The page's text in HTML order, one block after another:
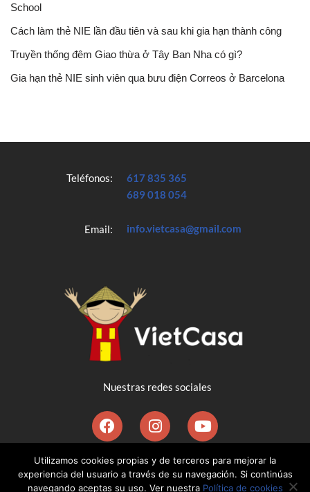
School
Cách làm thẻ NIE lần đầu tiên và sau khi gia hạn thành công
Truyền thống đêm Giao thừa ở Tây Ban Nha có gì?
Gia hạn thẻ NIE sinh viên qua bưu điện Correos ở Barcelona
Teléfonos:
Email:
617 835 365
689 018 054
info.vietcasa@gmail.com
Nuestras redes sociales
©2020 VietCasa Agencia España-Vietnam | Diseñado por
Ernesto Vaca-Pereira
Utilizamos cookies propias y de terceros para mejorar la
experiencia del usuario a través de su navegación. Si continúas
navegando aceptas su uso. Ver nuestra Política de cookies